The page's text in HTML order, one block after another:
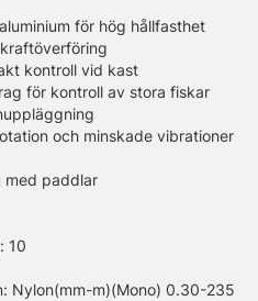
för hög hållfasthet
kontroll vid kast
för kontroll av stora fiskar
och minskade vibrationer
med paddlar
10
Nylon(mm-m)(Mono) 0.30-235